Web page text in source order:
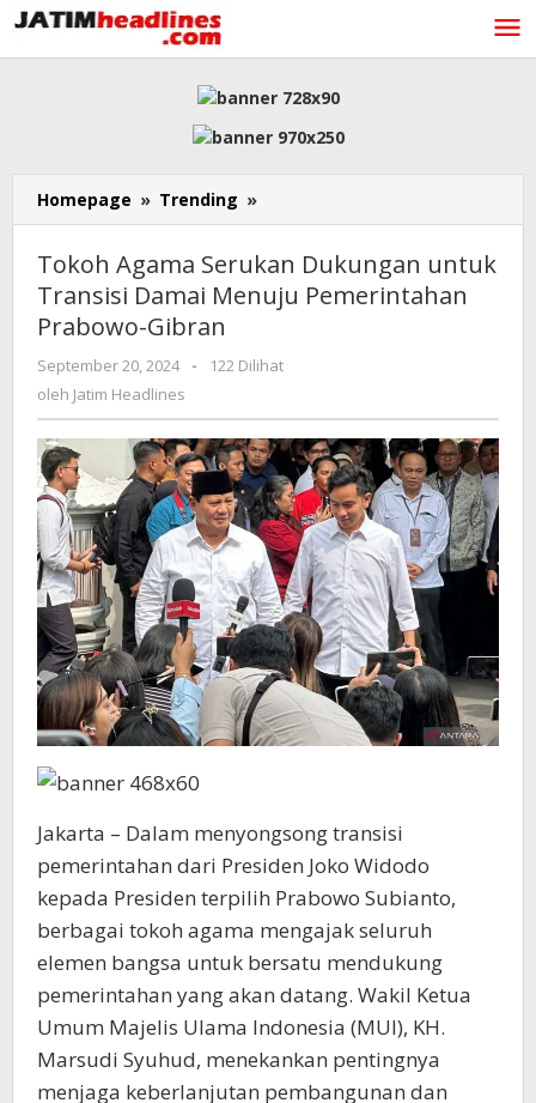
Lewati
ke
konten
Homepage » Trending »
Agama
Dukungan
untuk
Menuju
Prabowo-
Gibran
Tokoh Agama Serukan Dukungan untuk
Transisi Damai Menuju Pemerintahan
Prabowo-Gibran
September 20, 2024
oleh
-
122 Dilihat
oleh Jatim Headlines
Jakarta – Dalam menyongsong transisi
pemerintahan dari Presiden Joko Widodo
kepada Presiden terpilih Prabowo Subianto,
berbagai tokoh agama mengajak seluruh
elemen bangsa untuk bersatu mendukung
pemerintahan yang akan datang. Wakil Ketua
Umum Majelis Ulama Indonesia (MUI), KH.
Marsudi Syuhud, menekankan pentingnya
menjaga keberlanjutan pembangunan dan